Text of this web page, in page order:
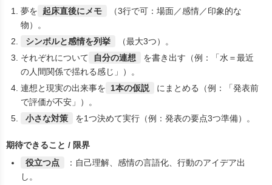
夢を 起床直後にメモ
（3行で可：場面／感情／印象的な
物）。
シンボルと感情を列挙
（最大3つ）。
それぞれについて
自分の連想
を書き出す（例：「水＝最近
の人間関係で揺れる感じ」）。
連想と現実の出来事を
1本の仮説
にまとめる（例：「発表前
で評価が不安」）。
小さな対策
を1つ決めて実行（例：発表の要点3つ準備）。
期待できること / 限界
役立つ点
：自己理解、感情の言語化、行動のアイデア出
し。